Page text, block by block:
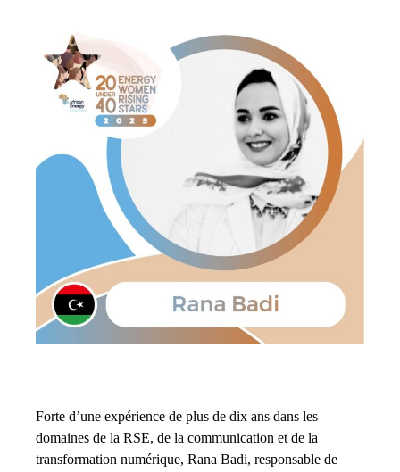
Forte d’une expérience de plus de dix ans dans les
domaines de la RSE, de la communication et de la
transformation numérique, Rana Badi, responsable de